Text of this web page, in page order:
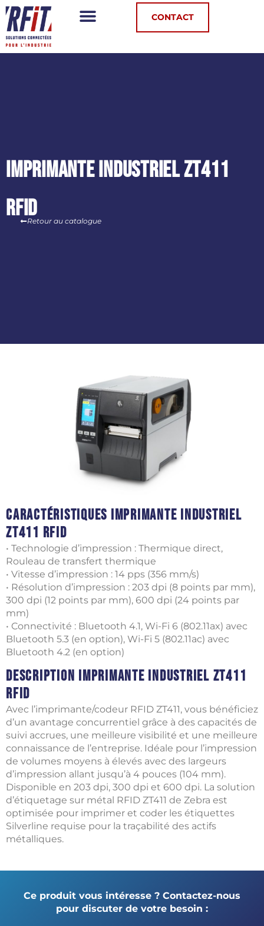
Panneau de gestion des cookies
CONTACT
Imprimante industriel ZT411
RFIDRetour au catalogue
Caractéristiques Imprimante industriel
ZT411 RFID
• Technologie d’impression : Thermique direct,
Rouleau de transfert thermique
• Vitesse d’impression : 14 pps (356 mm/s)
• Résolution d’impression : 203 dpi (8 points par mm),
300 dpi (12 points par mm), 600 dpi (24 points par
mm)
• Connectivité : Bluetooth 4.1, Wi-Fi 6 (802.11ax) avec
Bluetooth 5.3 (en option), Wi-Fi 5 (802.11ac) avec
Bluetooth 4.2 (en option)
Description Imprimante industriel ZT411
RFID
Avec l’imprimante/codeur RFID ZT411, vous bénéficiez
d’un avantage concurrentiel grâce à des capacités de
suivi accrues, une meilleure visibilité et une meilleure
connaissance de l’entreprise. Idéale pour l’impression
de volumes moyens à élevés avec des largeurs
d’impression allant jusqu’à 4 pouces (104 mm).
Disponible en 203 dpi, 300 dpi et 600 dpi. La solution
d’étiquetage sur métal RFID ZT411 de Zebra est
optimisée pour imprimer et coder les étiquettes
Silverline requise pour la traçabilité des actifs
métalliques.
Ce produit vous intéresse ? Contactez-nous
pour discuter de votre besoin :